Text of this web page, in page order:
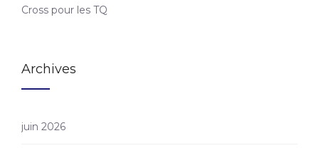
Cross pour les TQ
Archives
juin 2026